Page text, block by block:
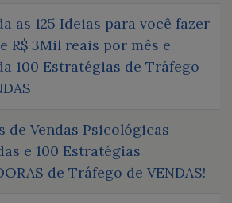
as 125 Ideias para você fazer
R$ 3Mil reais por mês e
100 Estratégias de Tráfego
de Vendas Psicológicas
e 100 Estratégias
de Tráfego de VENDAS!